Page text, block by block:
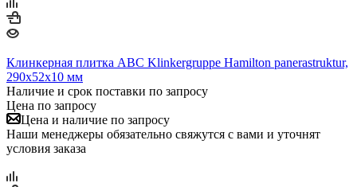
Клинкерная плитка ABC Klinkergruppe Hamilton panerastruktur,
290х52х10 мм
Наличие и срок поставки по запросу
Цена по запросу
Цена и наличие по запросу
Наши менеджеры обязательно свяжутся с вами и уточнят
условия заказа